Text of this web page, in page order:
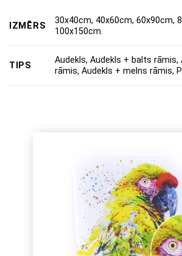
IZMĒRS
30x40cm, 40x60cm, 60x90cm,
100x150cm.
TIPS
Audekls, Audekls + balts rāmis,
rāmis, Audekls + melns rāmis,